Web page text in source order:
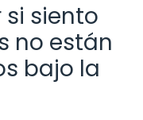
si siento
no están
bajo la